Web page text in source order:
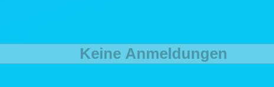
Keine Anmeldungen